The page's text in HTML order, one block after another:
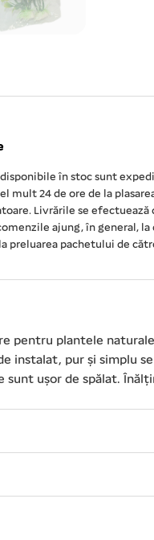
în stoc sunt
mult 24 de ore de la
Livrările se efectuează
ajung, în general,
preluarea pachetului de
pentru plantele
instalat, pur și simplu
sunt ușor de spălat.